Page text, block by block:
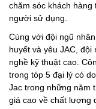
chăm sóc khách
người sử dụng.
Cùng với đội ngũ
huyết và yêu JAC, đội
nghề kỹ thuật cao.
trong tóp 5 đại lý có
Jac trong những năm
giá cao về chất lượng